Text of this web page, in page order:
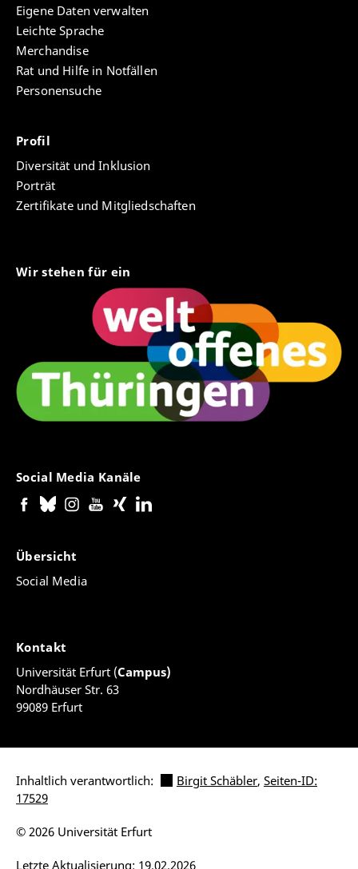
Eigene Daten verwalten
Leichte Sprache
Merchandise
Rat und Hilfe in Notfällen
Personensuche
Profil
Diversität und Inklusion
Porträt
Zertifikate und Mitgliedschaften
Wir stehen für ein
Social Media Kanäle
Übersicht
Social Media
Kontakt
Universität Erfurt (Campus)
Nordhäuser Str. 63
99089 Erfurt
Inhaltlich verantwortlich: Birgit Schäbler, Seiten-ID:
17529
Letzte Aktualisierung: 19.02.2026
© 2026 Universität Erfurt